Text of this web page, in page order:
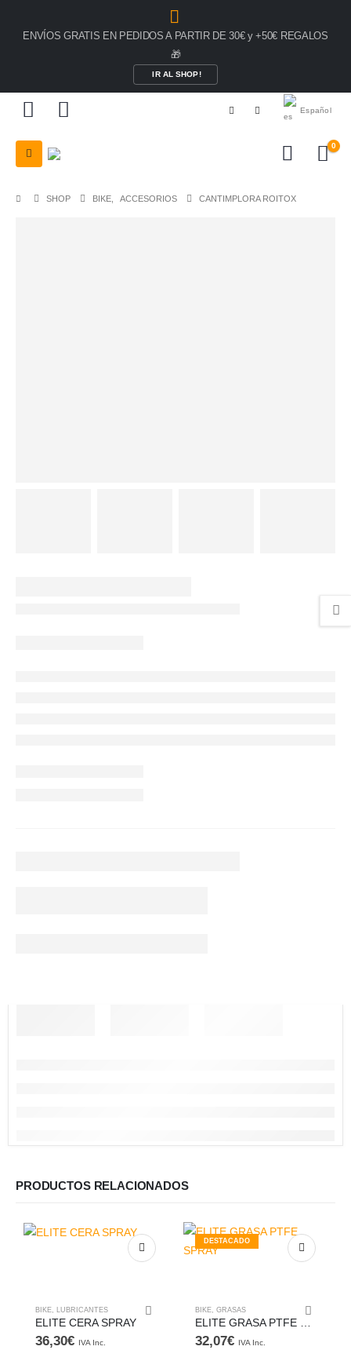
ENVÍOS GRATIS EN PEDIDOS A PARTIR DE 30€ y +50€ REGALOS
🎁
IR AL SHOP!
Español
0
SHOP BIKE ACCESORIOS CANTIMPLORA ROITOX
PRODUCTOS RELACIONADOS
BIKE LUBRICANTES
ELITE CERA SPRAY
36,30€ IVA Inc.
DESTACADO
BIKE GRASAS
32,07€ IVA Inc.